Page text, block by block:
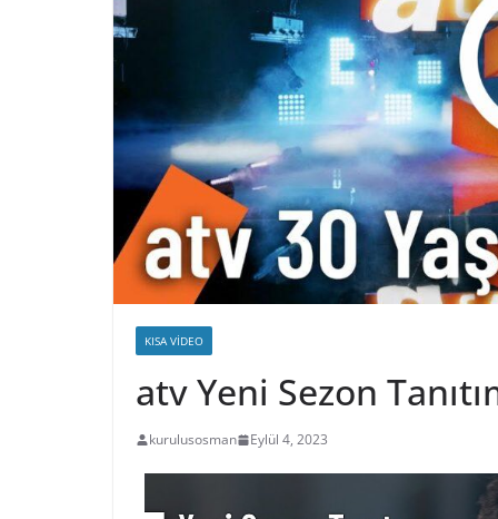
KISA VIDEO
atv Yeni Sezon
kurulusosman Eylül 4, 2023